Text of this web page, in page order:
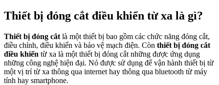
Thiết bị đóng cắt điều khiển từ xa là gì?
Thiết bị đóng cắt là một thiết bị bao gồm các chức năng đóng cắt,
điều chỉnh, điều khiển và bảo vệ mạch điện. Còn thiết bị đóng cắt
điều khiển từ xa là một thiết bị đóng cắt những được ứng dụng
những công nghệ hiện đại. Nó được sử dụng để vận hành thiết bị từ
một vị trí từ xa thông qua internet hay thông qua bluetooth từ máy
tính hay smartphone.